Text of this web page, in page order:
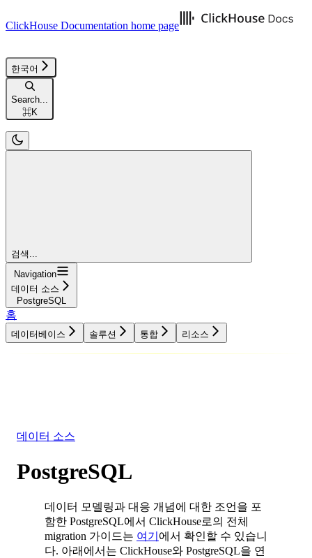
ClickHouse Documentation home page
한국어
Search...
⌘K
검색...
Navigation
데이터 소스
PostgreSQL
홈
데이터베이스 솔루션 통합 리소스
데이터 소스
PostgreSQL
데이터 모델링과 대응 개념에 대한 조언을 포
함한 PostgreSQL에서 ClickHouse로의 전체
migration 가이드는 여기 에서 확인할 수 있습니
다. 아래에서는 ClickHouse와 PostgreSQL을 연